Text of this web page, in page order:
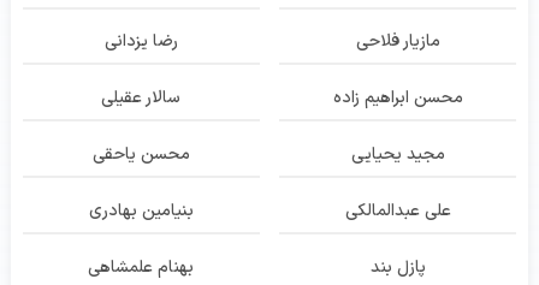
مازیار فلاحی رضا یزدانی
محسن ابراهیم زاده سالار عقیلی
مجید یحیایی محسن یاحقی
علی عبدالمالکی بنیامین بهادری
پازل بند بهنام علمشاهی